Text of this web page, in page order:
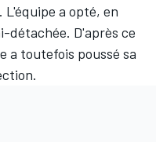
a opté, en
détachée. D'après ce
a toutefois poussé sa